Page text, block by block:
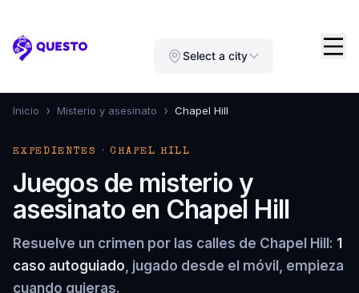
Questo Select a city
Inicio › Misterio y asesinato › Chapel Hill
EXPEDIENTES · CHAPEL HILL
Juegos de misterio y
asesinato en Chapel Hill
Resuelve un crimen por las calles de Chapel Hill: 1
caso autoguiado, jugado desde el móvil, empieza
cuando quieras.